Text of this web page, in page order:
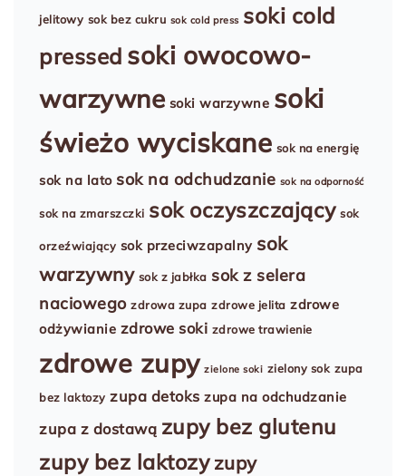
jelitowy sok bez cukru sok cold press soki cold
pressed soki owocowo-
warzywne soki warzywne soki
świeżo wyciskane sok na energię
sok na lato sok na odchudzanie sok na odporność
sok na zmarszczki sok oczyszczający sok
orzeźwiający sok przeciwzapalny sok
warzywny sok z jabłka sok z selera
naciowego zdrowa zupa zdrowe jelita zdrowe
odżywianie zdrowe soki zdrowe trawienie
zdrowe zupy zielone soki zielony sok zupa
bez laktozy zupa detoks zupa na odchudzanie
zupa z dostawą zupy bez glutenu
zupy bez laktozy zupy